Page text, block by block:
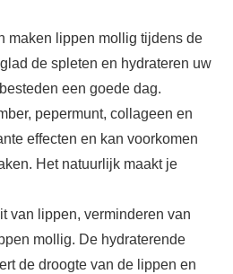
maken lippen mollig tijdens de
de spleten en hydrateren uw
een goede dag.
pepermunt, collageen en
effecten en kan voorkomen
Het natuurlijk maakt je
van lippen, verminderen van
mollig. De hydraterende
de droogte van de lippen en